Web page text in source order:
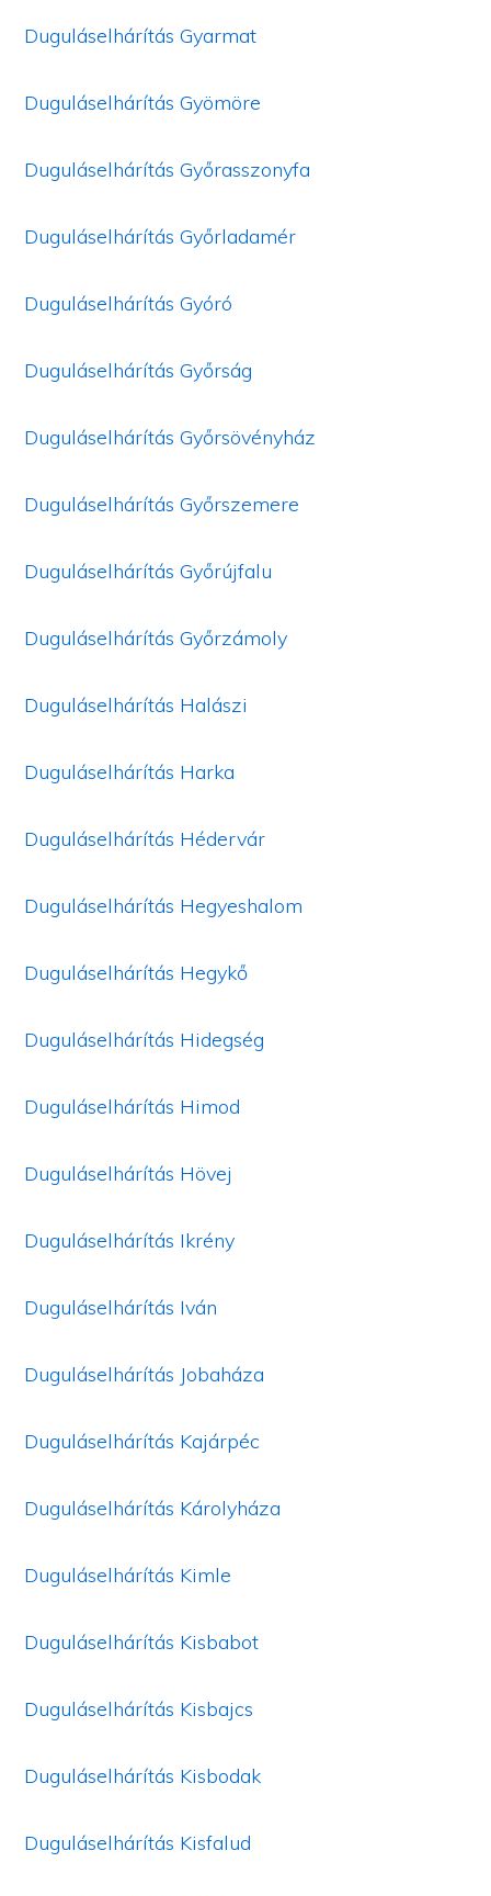
Duguláselhárítás Gyarmat
Duguláselhárítás Gyömöre
Duguláselhárítás Győrasszonyfa
Duguláselhárítás Győrladamér
Duguláselhárítás Gyóró
Duguláselhárítás Győrság
Duguláselhárítás Győrsövényház
Duguláselhárítás Győrszemere
Duguláselhárítás Győrújfalu
Duguláselhárítás Győrzámoly
Duguláselhárítás Halászi
Duguláselhárítás Harka
Duguláselhárítás Hédervár
Duguláselhárítás Hegyeshalom
Duguláselhárítás Hegykő
Duguláselhárítás Hidegség
Duguláselhárítás Himod
Duguláselhárítás Hövej
Duguláselhárítás Ikrény
Duguláselhárítás Iván
Duguláselhárítás Jobaháza
Duguláselhárítás Kajárpéc
Duguláselhárítás Károlyháza
Duguláselhárítás Kimle
Duguláselhárítás Kisbabot
Duguláselhárítás Kisbajcs
Duguláselhárítás Kisbodak
Duguláselhárítás Kisfalud